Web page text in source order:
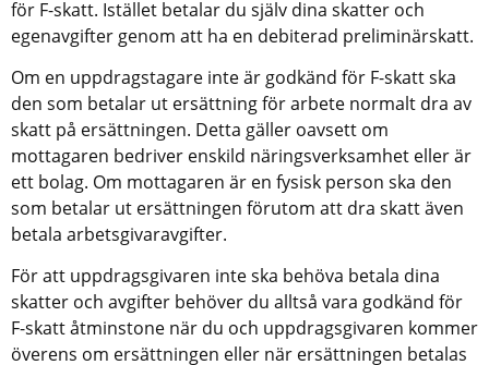
för F-skatt. Istället betalar du själv dina skatter och
egenavgifter genom att ha en debiterad preliminärskatt.
Om en uppdragstagare inte är godkänd för F-skatt ska
den som betalar ut ersättning för arbete normalt dra av
skatt på ersättningen. Detta gäller oavsett om
mottagaren bedriver enskild näringsverksamhet eller är
ett bolag. Om mottagaren är en fysisk person ska den
som betalar ut ersättningen förutom att dra skatt även
betala arbetsgivaravgifter.
För att uppdragsgivaren inte ska behöva betala dina
skatter och avgifter behöver du alltså vara godkänd för
F-skatt åtminstone när du och uppdragsgivaren kommer
överens om ersättningen eller när ersättningen betalas